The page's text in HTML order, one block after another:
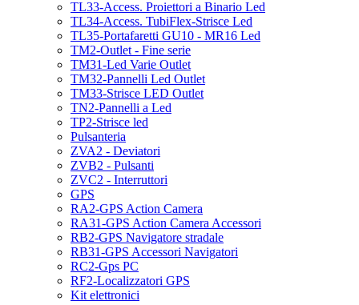
TL33-Access. Proiettori a Binario Led
TL34-Access. TubiFlex-Strisce Led
TL35-Portafaretti GU10 - MR16 Led
TM2-Outlet - Fine serie
TM31-Led Varie Outlet
TM32-Pannelli Led Outlet
TM33-Strisce LED Outlet
TN2-Pannelli a Led
TP2-Strisce led
Pulsanteria
ZVA2 - Deviatori
ZVB2 - Pulsanti
ZVC2 - Interruttori
GPS
RA2-GPS Action Camera
RA31-GPS Action Camera Accessori
RB2-GPS Navigatore stradale
RB31-GPS Accessori Navigatori
RC2-Gps PC
RF2-Localizzatori GPS
Kit elettronici